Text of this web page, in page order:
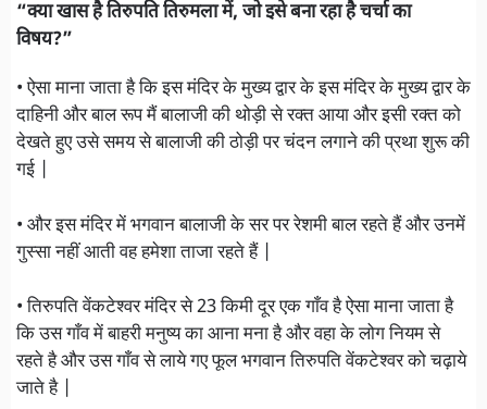
“क्या खास है तिरुपति तिरुमला में, जो इसे बना रहा है चर्चा का
विषय?”
• ऐसा माना जाता है कि इस मंदिर के मुख्य द्वार के इस मंदिर के मुख्य द्वार के
दाहिनी और बाल रूप मैं बालाजी की थोड़ी से रक्त आया और इसी रक्त को
देखते हुए उसे समय से बालाजी की ठोड़ी पर चंदन लगाने की प्रथा शुरू की
गई |
• और इस मंदिर में भगवान बालाजी के सर पर रेशमी बाल रहते हैं और उनमें
गुस्सा नहीं आती वह हमेशा ताजा रहते हैं |
• तिरुपति वेंकटेश्वर मंदिर से 23 किमी दूर एक गाँव है ऐसा माना जाता है
कि उस गाँव में बाहरी मनुष्य का आना मना है और वहा के लोग नियम से
रहते है और उस गाँव से लाये गए फूल भगवान तिरुपति वेंकटेश्वर को चढ़ाये
जाते है |